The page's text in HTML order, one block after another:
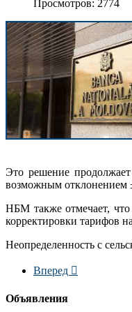
Просмотров: 2774
Это решение
возможным отклонением
НБМ также отмечает, что
корректировки тарифов
Неопределенность с
Вперед
Объявления